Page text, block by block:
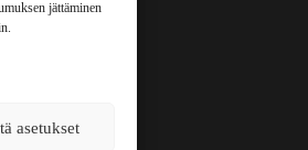
jättäminen
asetukset